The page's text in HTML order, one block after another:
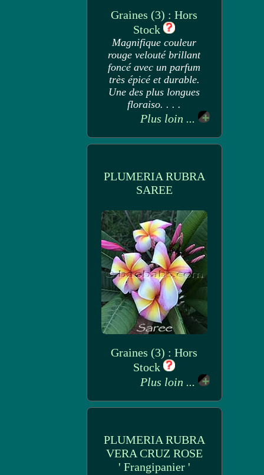
Graines (3) : Hors
Stock
Magnifique couleur
rouge velouté brillant
foncé avec un parfum
très épicé et durable.
Une des plus longues
floraiso. . . .
Plus loin ...
PLUMERIA RUBRA
SAREE
Graines (3) : Hors
Stock
Plus loin ...
PLUMERIA RUBRA
VERA CRUZ ROSE
' Frangipanier '